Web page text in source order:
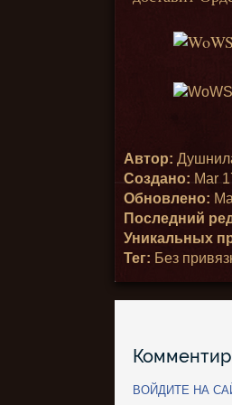
Автор:
Создано: Mar
Обновлено:
Последний
Уникальных
Тег: Без
ВОЙДИТЕ НА